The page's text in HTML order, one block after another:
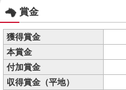
賞金
獲得賞金
本賞金
付加賞金
収得賞金（平地）